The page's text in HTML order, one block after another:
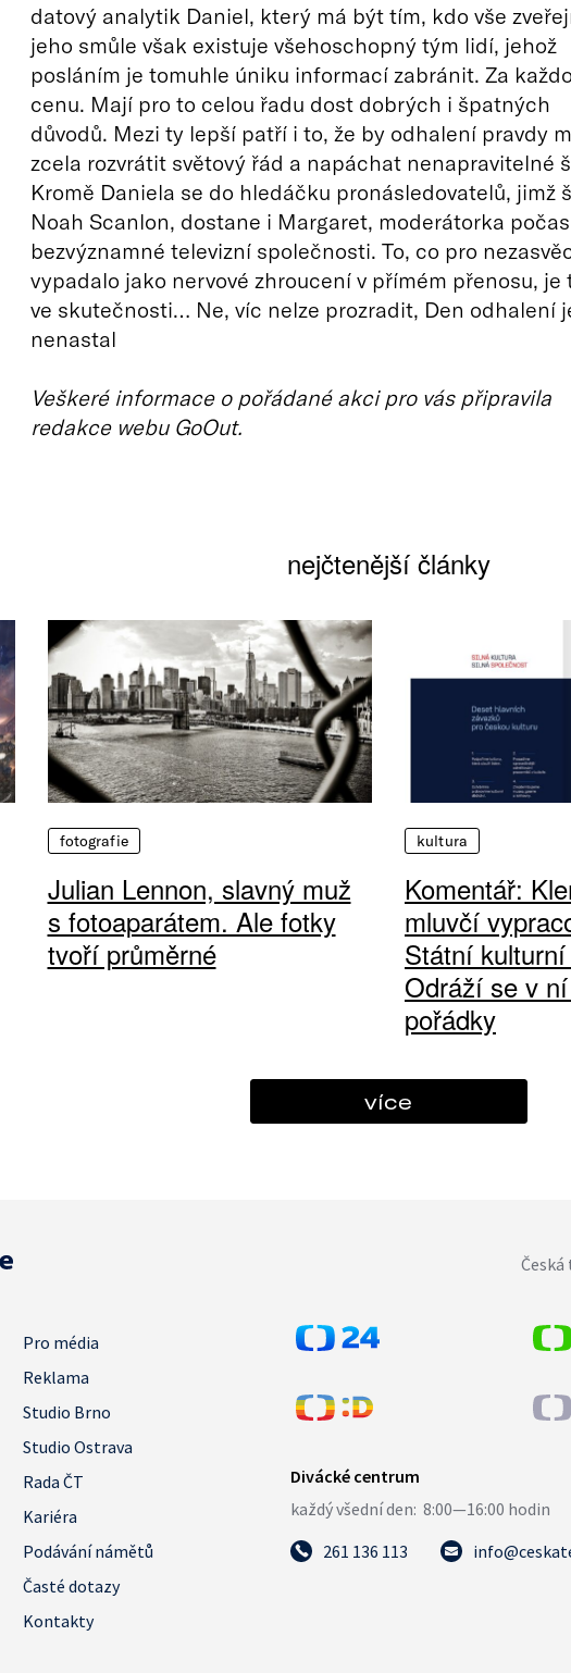
datový analytik Daniel, který má být tím, kdo vše
jeho smůle však existuje všehoschopný tým lidí, jehož
posláním je tomuhle úniku informací zabránit. Za
cenu. Mají pro to celou řadu dost dobrých i špatných
důvodů. Mezi ty lepší patří i to, že by odhalení pravdy
zcela rozvrátit světový řád a napáchat nenapravitelné
Kromě Daniela se do hledáčku pronásledovatelů, jimž
Noah Scanlon, dostane i Margaret, moderátorka
bezvýznamné televizní společnosti. To, co pro
vypadalo jako nervové zhroucení v přímém přenosu, je
ve skutečnosti… Ne, víc nelze prozradit, Den odhalení
nenastal
Veškeré informace o pořádané akci pro vás připravila
redakce webu GoOut.
nejčtenější články
fotografie
Julian Lennon, slavný muž
s fotoaparátem. Ale fotky
tvoří průměrné
kultura
Komentář:
mluvčí
Státní
Odráží se v
pořádky
více
Pro média
Reklama
Studio Brno
Studio Ostrava
Rada ČT
Kariéra
Podávání námětů
Časté dotazy
Kontakty
261 136 113